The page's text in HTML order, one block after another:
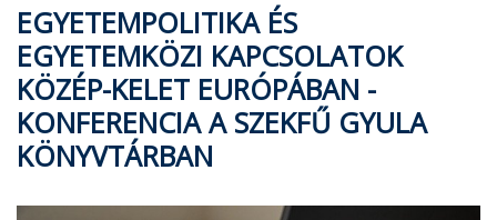
EGYETEMPOLITIKA ÉS
EGYETEMKÖZI KAPCSOLATOK
KÖZÉP-KELET EURÓPÁBAN -
KONFERENCIA A SZEKFŰ GYULA
KÖNYVTÁRBAN